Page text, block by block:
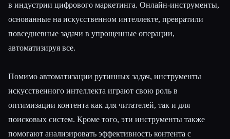
в индустрии цифрового маркетинга. Онлайн-инструменты,
основанные на искусственном интеллекте, превратили
повседневные задачи в упрощенные операции,
автоматизируя все.
Помимо автоматизации рутинных задач, инструменты
искусственного интеллекта играют свою роль в
оптимизации контента как для читателей, так и для
поисковых систем. Кроме того, эти инструменты также
помогают анализировать эффективность контента с